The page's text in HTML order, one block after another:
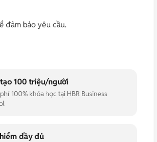
đảm bảo yêu cầu.
100 triệu/người
100% khóa học tại HBR Business
đầy đủ